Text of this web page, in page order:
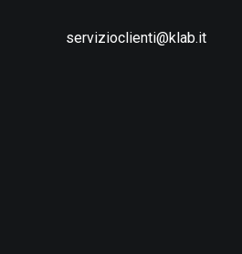
servizioclienti@klab.it